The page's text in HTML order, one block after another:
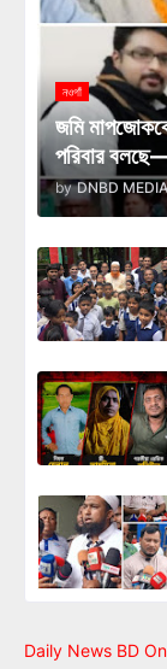
নওগাঁ
জমি
পরিবার
by DNBD MEDIA
Daily News BD